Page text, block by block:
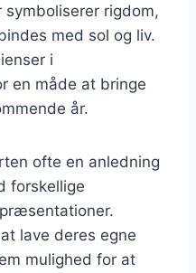
rigdom,
med sol og liv.
i
en måde at bringe
år.
ofte en anledning
forskellige
lave deres egne
mulighed for at